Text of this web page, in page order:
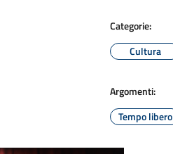
Categorie:
Cultura
Argomenti:
Tempo libero